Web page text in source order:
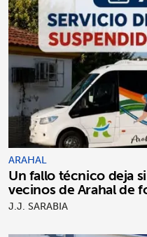
ARAHAL
Un fallo técnico deja
vecinos de Arahal de
J.J. SARABIA